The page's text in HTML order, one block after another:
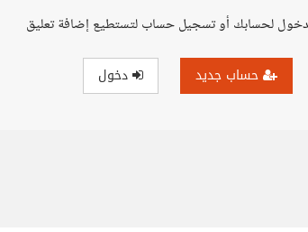
لحسابك أو تسجيل حساب لتستطيع إضافة تعليق
حساب جديد دخول